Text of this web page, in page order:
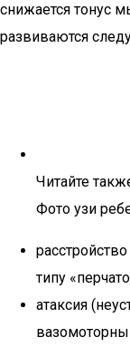
снижается тонус
развиваются
Читайте
Фото узи
типу
атаксия